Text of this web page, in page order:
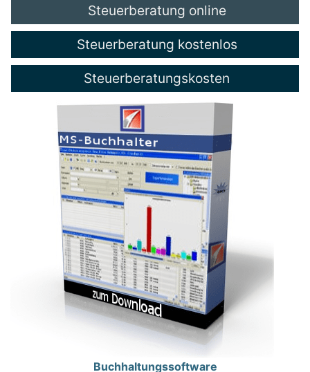
Steuerberatung online
Steuerberatung kostenlos
Steuerberatungskosten
Buchhaltungssoftware